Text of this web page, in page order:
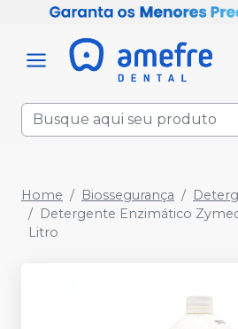
Home Biossegurança
Detergente Enzimático
Litro